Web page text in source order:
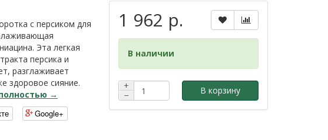
с персиком для
Эта легкая
персика и
разглаживает
здоровое сияние.
→
Google+
1 962 р.
В наличии
+
−
В корзину